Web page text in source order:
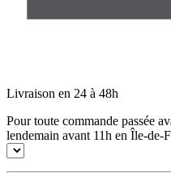
Livraison en 24 à 48h
Pour toute commande passée
lendemain avant 11h en Île-de-